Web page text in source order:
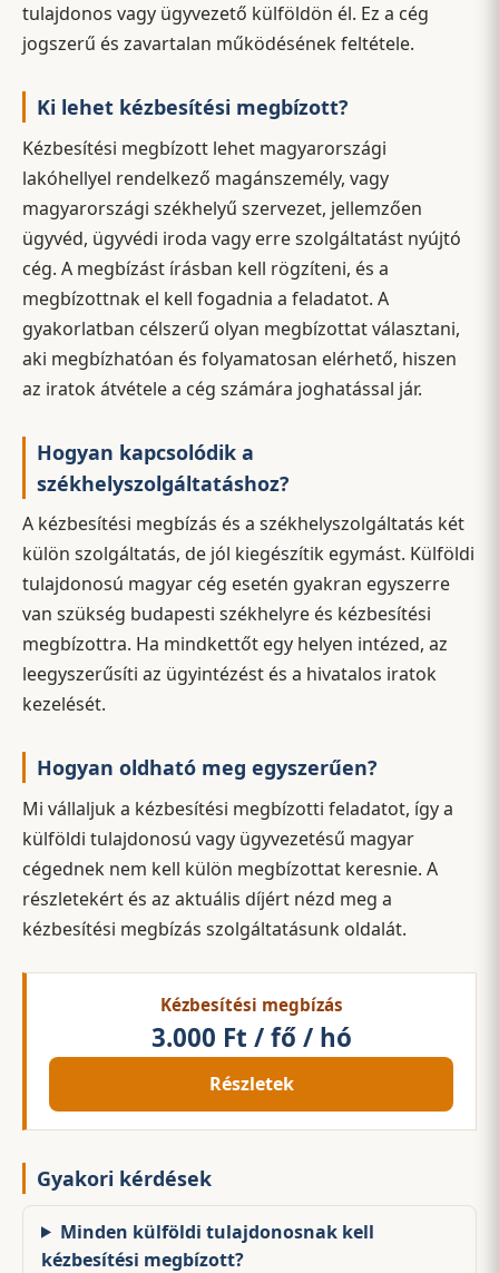
tulajdonos vagy ügyvezető külföldön él. Ez a cég
jogszerű és zavartalan működésének feltétele.
Ki lehet kézbesítési megbízott?
Kézbesítési megbízott lehet magyarországi
lakóhellyel rendelkező magánszemély, vagy
magyarországi székhelyű szervezet, jellemzően
ügyvéd, ügyvédi iroda vagy erre szolgáltatást nyújtó
cég. A megbízást írásban kell rögzíteni, és a
megbízottnak el kell fogadnia a feladatot. A
gyakorlatban célszerű olyan megbízottat választani,
aki megbízhatóan és folyamatosan elérhető, hiszen
az iratok átvétele a cég számára joghatással jár.
Hogyan kapcsolódik a
székhelyszolgáltatáshoz?
A kézbesítési megbízás és a székhelyszolgáltatás két
külön szolgáltatás, de jól kiegészítik egymást. Külföldi
tulajdonosú magyar cég esetén gyakran egyszerre
van szükség budapesti székhelyre és kézbesítési
megbízottra. Ha mindkettőt egy helyen intézed, az
leegyszerűsíti az ügyintézést és a hivatalos iratok
kezelését.
Hogyan oldható meg egyszerűen?
Mi vállaljuk a kézbesítési megbízotti feladatot, így a
külföldi tulajdonosú vagy ügyvezetésű magyar
cégednek nem kell külön megbízottat keresnie. A
részletekért és az aktuális díjért nézd meg a
kézbesítési megbízás szolgáltatásunk oldalát.
Kézbesítési megbízás
3.000 Ft / fő / hó
Részletek
Gyakori kérdések
Minden külföldi tulajdonosnak kell
kézbesítési megbízott?